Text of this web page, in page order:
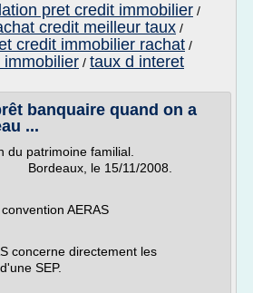
pret credit immobilier /
credit meilleur taux /
credit immobilier rachat /
immobilier / taux d interet
banquaire quand on a
...
du patrimoine familial.
le 15/11/2008.
AERAS
concerne directement les
SEP.